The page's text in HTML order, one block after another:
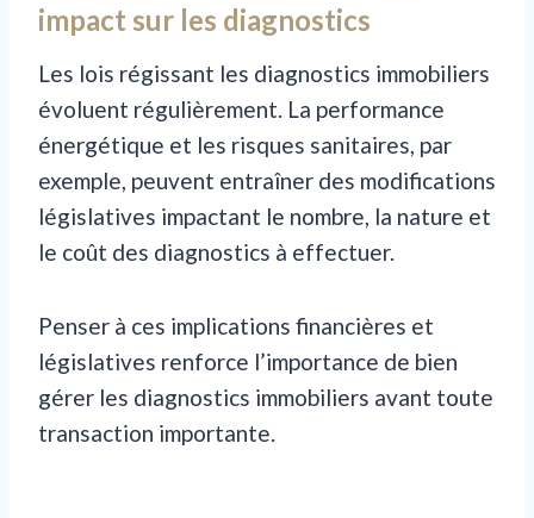
impact sur les diagnostics
Les lois régissant les diagnostics immobiliers
évoluent régulièrement. La performance
énergétique et les risques sanitaires, par
exemple, peuvent entraîner des modifications
législatives impactant le nombre, la nature et
le coût des diagnostics à effectuer.
Penser à ces implications financières et
législatives renforce l’importance de bien
gérer les diagnostics immobiliers avant toute
transaction importante.